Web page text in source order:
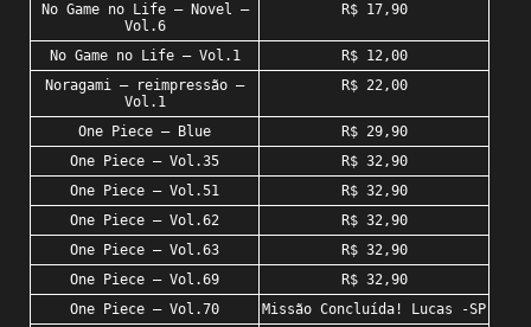
No Game no Life – Novel –
Vol.6
R$ 17,90
No Game no Life – Vol.1
R$ 12,00
Noragami – reimpressão –
Vol.1
R$ 22,00
One Piece – Blue
R$ 29,90
One Piece – Vol.35
R$ 32,90
One Piece – Vol.51
R$ 32,90
One Piece – Vol.62
R$ 32,90
One Piece – Vol.63
R$ 32,90
One Piece – Vol.69
R$ 32,90
One Piece – Vol.70
Missão Concluída! Lucas -SP